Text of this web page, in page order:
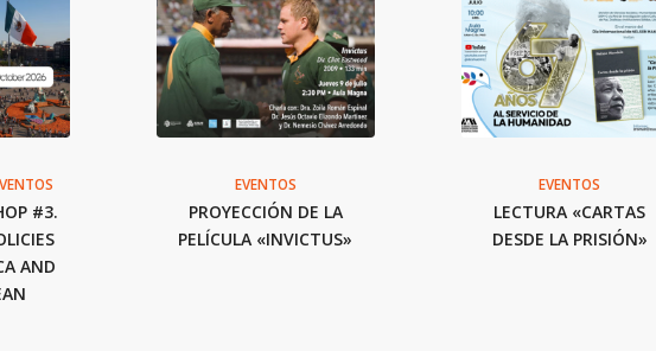
#3.
AND
EVENTOS
PROYECCIÓN DE LA
PELÍCULA «INVICTUS»
EVENTOS
LECTURA «CARTAS
DESDE LA PRISIÓN»